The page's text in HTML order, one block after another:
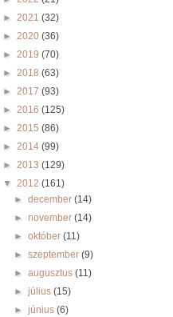
► 2021 (32)
► 2020 (36)
► 2019 (70)
► 2018 (63)
► 2017 (93)
► 2016 (125)
► 2015 (86)
► 2014 (99)
► 2013 (129)
▼ 2012 (161)
►december(14)
►november(14)
►október(11)
►szeptember(9)
►augusztus(11)
►július(15)
►június(6)